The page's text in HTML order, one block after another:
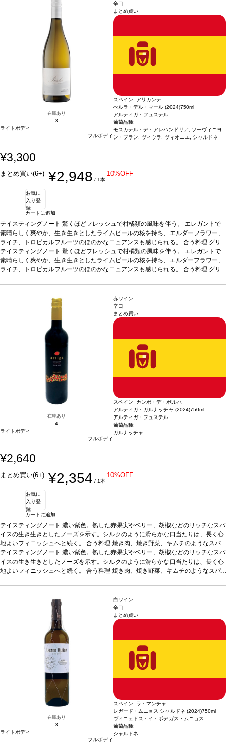
証、ヴィーガン認証 *本ヴィンテージが在庫切れの場合、在庫があり価格が同様の
場合は自動的に次のヴィンテージに変更されます、ご了承ください。
在庫あり
3
ライトボディ
フルボディ
辛口
まとめ買い
スペイン アリカンテ
ぺルラ・デル・マール (2024)750ml
アルティガ・フュステル
葡萄品種:
モスカテル・デ・アレハンドリア, ソーヴィニヨ
ン・ブラン, ヴィウラ, ヴィオニエ, シャルドネ
¥3,300
まとめ買い(6+) ¥2,948 / 1本
10%OFF
お気に
入り登
録
カートに追加
テイスティングノート 驚くほどフレッシュで柑橘類の風味を伴う。 エレガントで
素晴らしく爽やか、生き生きとしたライムピールの核を持ち、エルダーフラワー、
ライチ、トロピカルフルーツのほのかなニュアンスも感じられる。 合う料理 グリ
ルしたエビ、マテガイ、帆立やムール貝などの魚介類料理、またそのままアペリテ
ィフなどと好相性葡萄品種モスカテル・デ・アレハンドリア 65%、ソーヴィニヨ
ン・ブラン 15%、ヴィウラ 10%、ヴィオニエ 5%、シャルドネ 5%*本ヴィンテー
テイスティングノート 驚くほどフレッシュで柑橘類の風味を伴う。 エレガントで
素晴らしく爽やか、生き生きとしたライムピールの核を持ち、エルダーフラワー、
ライチ、トロピカルフルーツのほのかなニュアンスも感じられる。 合う料理 グリ
ン・ブラン 15%、ヴィウラ 10%、ヴィオニエ 5%、シャルドネ 5%
ジが在庫切れの場合、在庫があり価格が同様の場合は自動的に次のヴィンテージに
在庫あり
4
ライトボディ
フルボディ
赤ワイン
辛口
まとめ買い
スペイン カンポ・デ・ボルハ
アルティガ・ガルナッチャ (2024)750ml
アルティガ・フュステル
葡萄品種:
ガルナッチャ
¥2,640
まとめ買い(6+) ¥2,354 / 1本
10%OFF
お気に
入り登
録
カートに追加
テイスティングノート 濃い紫色。熟した赤果実やベリー、胡椒などのリッチなスパ
イスの生き生きとしたノーズを示す。シルクのように滑らかな口当たりは、長く心
地よいフィニッシュへと続く。 合う料理 焼き肉、焼き野菜、キムチのようなスパ
イスの効いた一品などと好相性。イベリコハムやチョリソーなど、伝統的なスペイ
ン料理とも愉しめる。葡萄品種100% ガルナッチャ*本ヴィンテージが在庫切れの
場合、在庫があり価格が同様の場合は自動的に次のヴィンテージに変更されます、
テイスティングノート 濃い紫色。熟した赤果実やベリー、胡椒などのリッチなスパ
イスの生き生きとしたノーズを示す。シルクのように滑らかな口当たりは、長く心
地よいフィニッシュへと続く。 合う料理 焼き肉、焼き野菜、キムチのようなスパ
場合、在庫があり価格が同様の場合は自動的に次のヴィンテージに変更されます、
在庫あり
3
ライトボディ
フルボディ
白ワイン
辛口
まとめ買い
スペイン ラ・マンチャ
レガード・ムニョス シャルドネ (2024)750ml
ヴィニェドス・イ・ボデガス・ムニョス
葡萄品種:
シャルドネ